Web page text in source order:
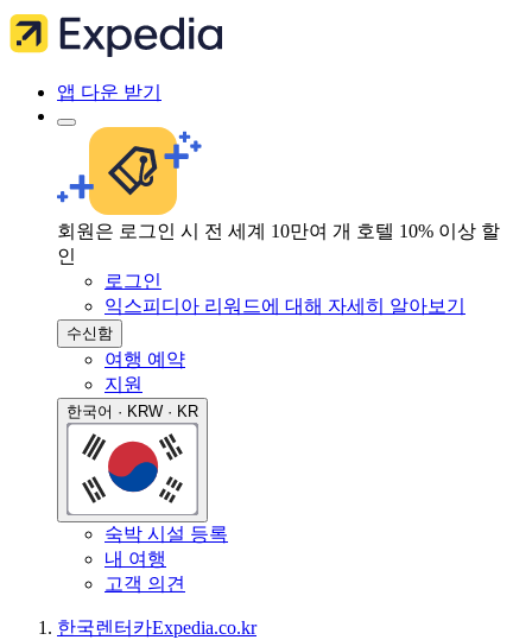
앱 다운 받기
회원은 로그인 시 전 세계 10만여 개 호텔 10% 이상 할
인
로그인
익스피디아 리워드에 대해 자세히 알아보기
수신함
여행 예약
지원
한국어 · KRW · KR
숙박 시설 등록
내 여행
고객 의견
한국렌터카Expedia.co.kr